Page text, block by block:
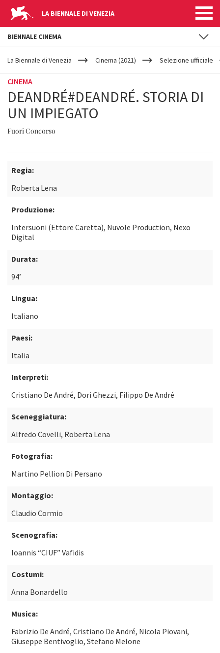
LA BIENNALE DI VENEZIA
YOUR
ARE
La Biennale di Venezia Cinema (2021) Selezione ufficiale
CINEMA
DEANDRÉ#DEANDRÉ. STORIA DI
UN IMPIEGATO
Fuori Concorso
Regia:
Roberta Lena
Produzione:
Intersuoni (Ettore Caretta), Nuvole Production, Nexo
Digital
Durata:
94’
Lingua:
Italiano
Paesi:
Italia
Interpreti:
Cristiano De André, Dori Ghezzi, Filippo De André
Sceneggiatura:
Alfredo Covelli, Roberta Lena
Fotografia:
Martino Pellion Di Persano
Montaggio:
Claudio Cormio
Scenografia:
Ioannis “CIUF” Vafidis
Costumi:
Anna Bonardello
Musica:
Fabrizio De André, Cristiano De André, Nicola Piovani,
Giuseppe Bentivoglio, Stefano Melone
BIENNALE CINEMA